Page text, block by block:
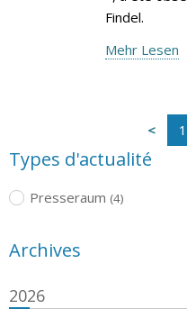
Findel.
Mehr Lesen
1
Types d'actualité
Presseraum (4)
Archives
2026